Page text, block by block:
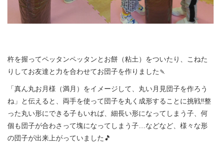
杵を握ってペッタンペッタンとお餅（粘土）をついたり、こねた
りしてお友達と力を合わせてお団子を作りました🍡
「真ん丸お月様（満月）をイメージして、丸い月見団子を作ろう
ね」と伝えると、両手を使って団子を丸く成形することに挑戦‼️整
った丸い形にできる子もいれば、細長い形になってしまう子、何
個も団子が合わさって塊になってしまう子…などなど、様々な形
の団子が出来上がっていました🎵